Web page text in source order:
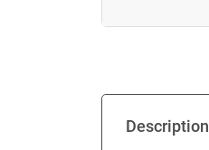
Description